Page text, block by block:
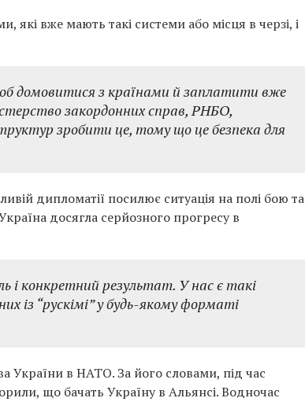
вже мають такі системи або місця в черзі, і
домовитися з країнами й заплатити вже
закордонних справ, РНБО,
зробити це, тому що це безпека для
дипломатії посилює ситуація на полі бою та
досягла серйозного прогресу в
і конкретний результат. У нас є такі
із “рускімі” у будь-якому форматі
України в НАТО. За його словами, під час
що бачать Україну в Альянсі. Водночас